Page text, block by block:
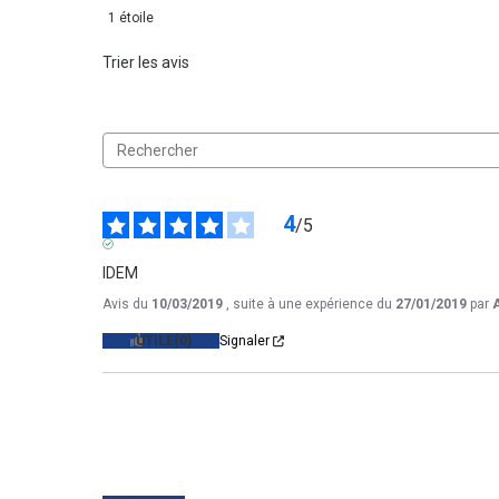
1 étoile
Trier les avis
4/5
IDEM
Avis du 10/03/2019 , suite à une expérience du 27/01/2019 par
UTILE(0) Signaler